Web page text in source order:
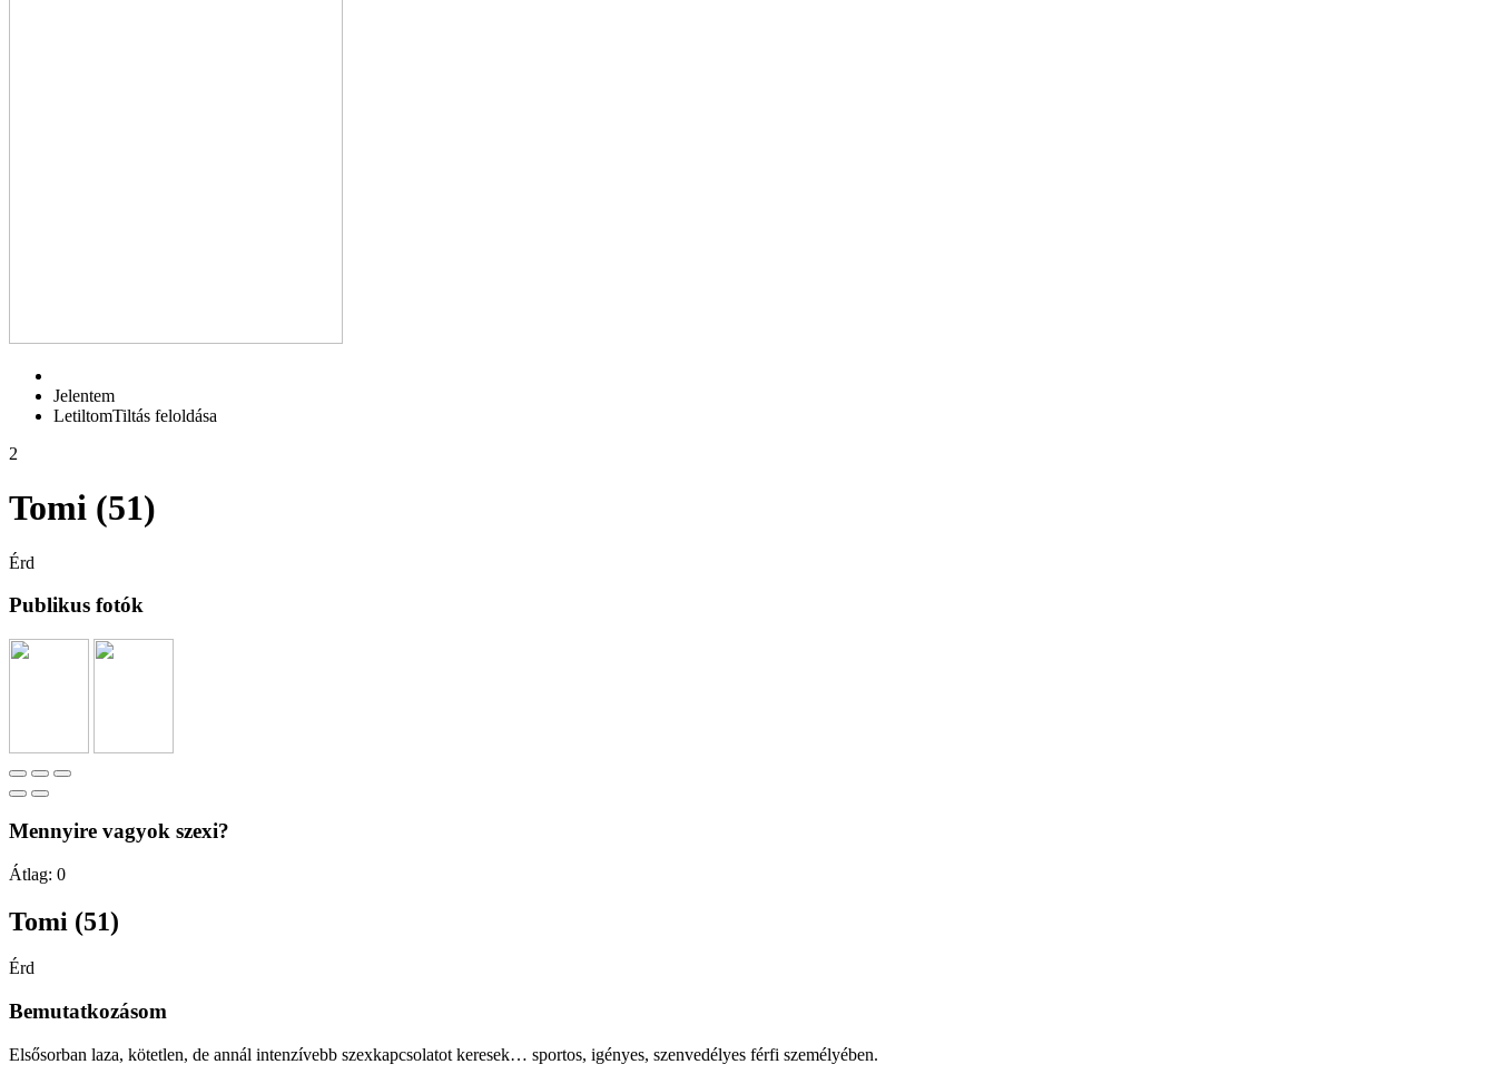
Jelentem
LetiltomTiltás feloldása
2
Tomi (51)
Érd
Publikus fotók
Mennyire vagyok szexi?
Átlag: 0
Tomi (51)
Érd
Bemutatkozásom
Elsősorban laza, kötetlen, de annál intenzívebb szexkapcsolatot keresek… sportos, igényes, szenvedélyes férfi személyében.